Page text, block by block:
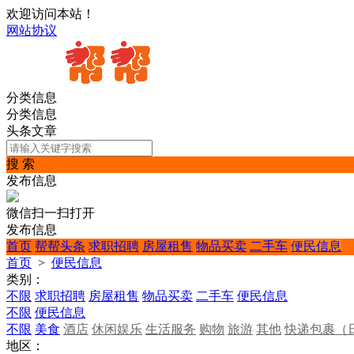
欢迎访问本站！
网站协议
分类信息
分类信息
头条文章
搜 索
发布信息
微信扫一扫打开
发布信息
首页 帮帮头条 求职招聘 房屋租售 物品买卖 二手车 便民信息
首页 > 便民信息
类别：
不限 求职招聘 房屋租售 物品买卖 二手车 便民信息
不限 便民信息
不限 美食 酒店 休闲娱乐 生活服务 购物 旅游 其他 快递包裹（
地区：